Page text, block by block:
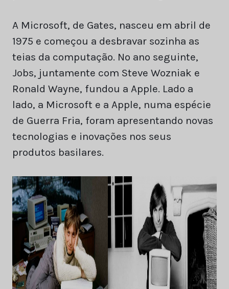
A Microsoft, de Gates, nasceu em abril de
1975 e começou a desbravar sozinha as
teias da computação. No ano seguinte,
Jobs, juntamente com Steve Wozniak e
Ronald Wayne, fundou a Apple. Lado a
lado, a Microsoft e a Apple, numa espécie
de Guerra Fria, foram apresentando novas
tecnologias e inovações nos seus
produtos basilares.